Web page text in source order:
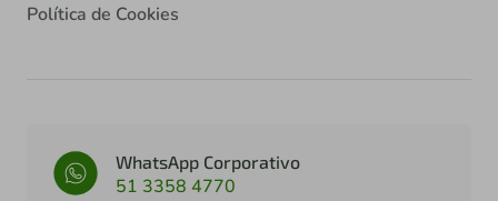
Política de Cookies
WhatsApp Corporativo
51 3358 4770